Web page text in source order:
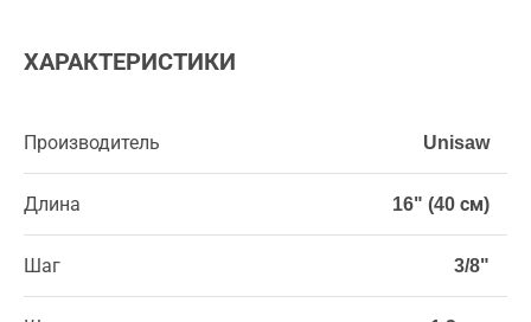
ХАРАКТЕРИСТИКИ
Производитель Unisaw
Длина 16" (40 см)
Шаг 3/8"